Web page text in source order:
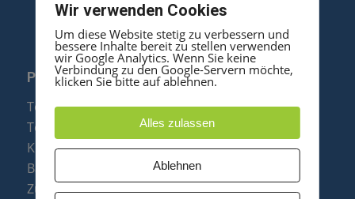
PRODUKTE
Telefonanlagen
Telefone
Konftel Konferenztelefone
Baugruppen
Zubehör & Ersatzteile
Wir verwenden Cookies
Um diese Website stetig zu verbessern und
bessere Inhalte bereit zu stellen verwenden
wir Google Analytics. Wenn Sie keine
Verbindung zu den Google-Servern möchte,
klicken Sie bitte auf ablehnen.
Alles zulassen
Ablehnen